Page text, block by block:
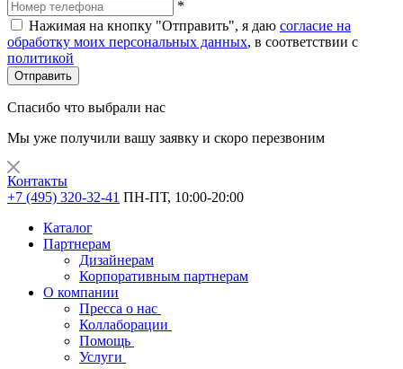
*
Нажимая на кнопку "Отправить", я даю согласие на
обработку моих персональных данных, в соответствии с
политикой
Отправить
Спасибо что выбрали нас
Мы уже получили вашу заявку и скоро перезвоним
Контакты
+7 (495) 320-32-41 ПН-ПТ, 10:00-20:00
Каталог
Партнерам
Дизайнерам
Корпоративным партнерам
О компании
Пресса о нас
Коллаборации
Помощь
Услуги